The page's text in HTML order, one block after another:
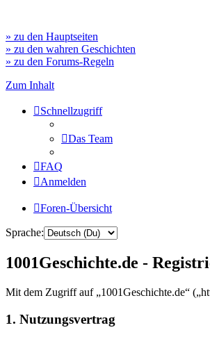
» zu den Hauptseiten
» zu den wahren Geschichten
» zu den Forums-Regeln
Zum Inhalt
Schnellzugriff
Das Team
FAQ
Anmelden
Foren-Übersicht
Sprache:
1001Geschichte.de -
Mit dem Zugriff auf „1001Geschichte.de“
1. Nutzungsvertrag